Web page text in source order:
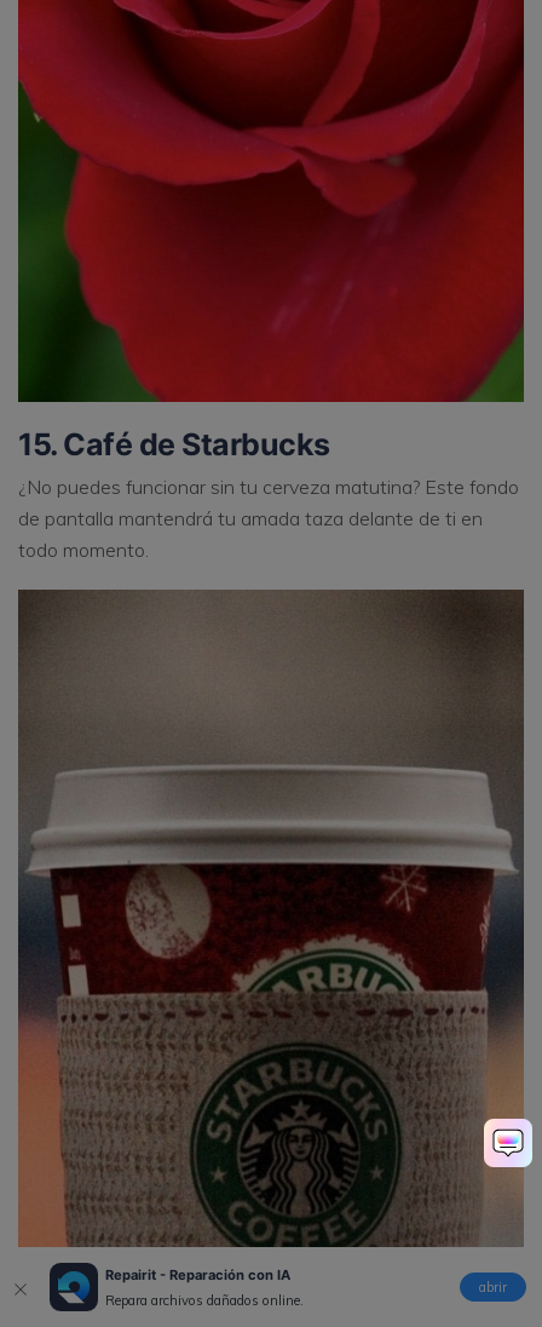
Repairit - Reparación con IA
Repara archivos dañados online.
abrir
15. Café de Starbucks
¿No puedes funcionar sin tu cerveza matutina? Este fondo
de pantalla mantendrá tu amada taza delante de ti en
todo momento.